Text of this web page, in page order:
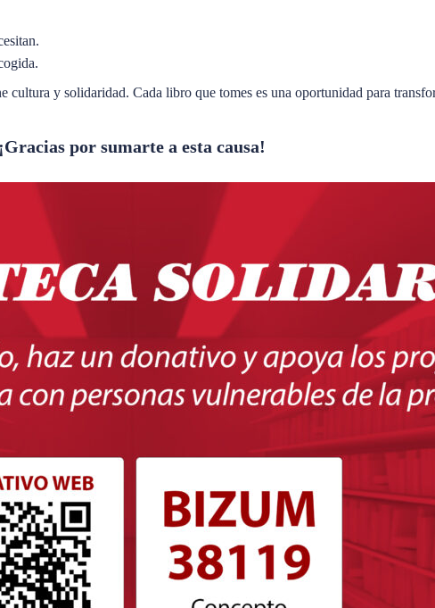
y solidaridad. Cada libro que tomes es una oportunidad para
¡Gracias por sumarte a esta causa!